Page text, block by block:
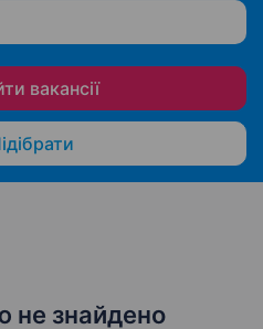
вакансії
не знайдено